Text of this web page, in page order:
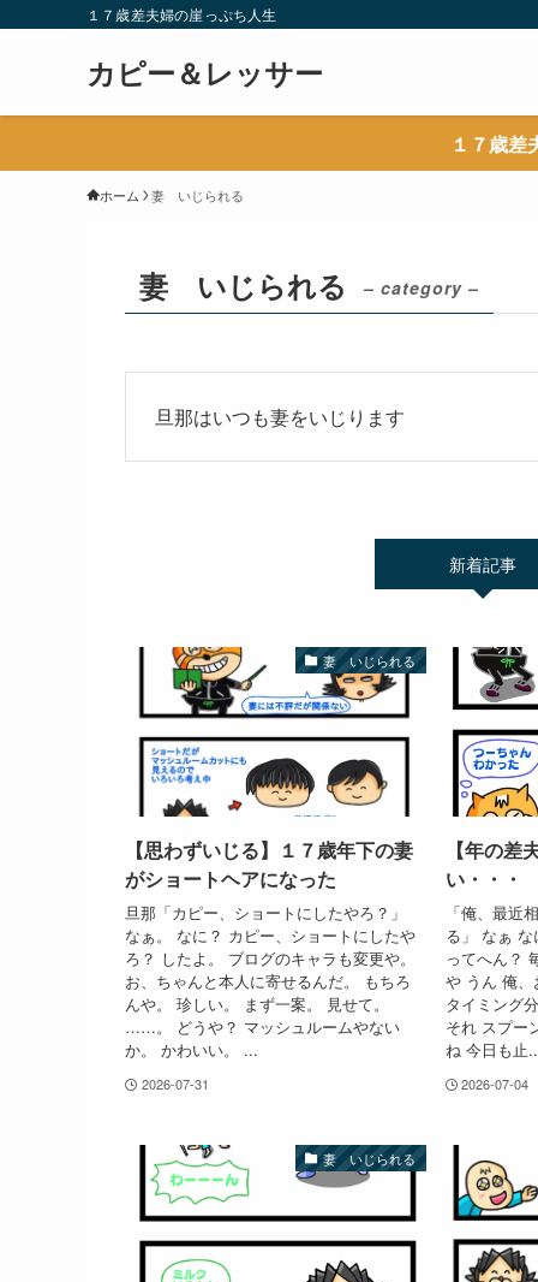
１７歳差夫婦の崖っぷち人生
カピー＆レッサー
１７歳差
ホーム 妻 いじられる
妻 いじられる – category –
旦那はいつも妻をいじります
新着記事
妻 いじられる
【思わずいじる】１７歳年下の妻
がショートヘアになった
旦那「カピー、ショートにしたやろ？」
なぁ。 なに？ カピー、ショートにしたや
ろ？ したよ。 ブログのキャラも変更や。
お、ちゃんと本人に寄せるんだ。 もちろ
んや。 珍しい。 まず一案。 見せて。
……。 どうや？ マッシュルームやない
か。 かわいい。 ...
2026-07-31
【年の差
い・・・
「俺、最近
る」 なぁ
ってへん？
や うん 俺、
タイミング
それ スプー
ね 今日も止
2026-07-04
妻 いじられる